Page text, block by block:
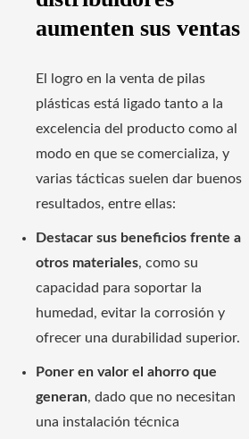
aumenten sus ventas
El logro en la venta de pilas
plásticas está ligado tanto a la
excelencia del producto como al
modo en que se comercializa, y
varias tácticas suelen dar buenos
resultados, entre ellas:
Destacar sus beneficios frente a
otros materiales, como su
capacidad para soportar la
humedad, evitar la corrosión y
ofrecer una durabilidad superior.
Poner en valor el ahorro que
generan, dado que no necesitan
una instalación técnica